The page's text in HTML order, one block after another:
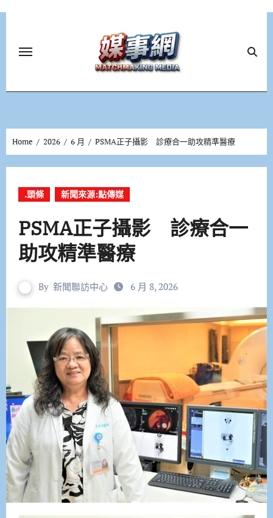
Home 2026 6 月 PSMA正子攝影 診療合一助攻精準醫療
.頭條 新聞來源:點傳媒
PSMA正子攝影 診療合一
助攻精準醫療
By 新聞聯訪中心 6 月 8, 2026